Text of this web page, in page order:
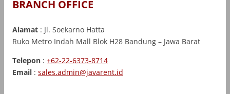
BRANCH OFFICE
Alamat : Jl. Soekarno Hatta
Ruko Metro Indah Mall Blok H28 Bandung – Jawa Barat
Telepon : +62-22-6373-8714
Email : sales.admin@javarent.id